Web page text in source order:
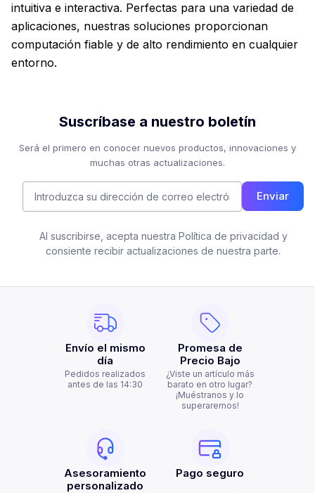
intuitiva e interactiva. Perfectas para una variedad de
aplicaciones, nuestras soluciones proporcionan
computación fiable y de alto rendimiento en cualquier
entorno.
Suscríbase a nuestro boletín
Será el primero en conocer nuevos productos, innovaciones y
muchas otras actualizaciones.
Enviar
Al suscribirse, acepta nuestra Política de privacidad y
consiente recibir actualizaciones de nuestra parte.
Envío el mismo
día
Pedidos realizados
antes de las 14:30
Promesa de
Precio Bajo
¿Viste un artículo más
barato en otro lugar?
¡Muéstranos y lo
superaremos!
Asesoramiento
personalizado
Pago seguro